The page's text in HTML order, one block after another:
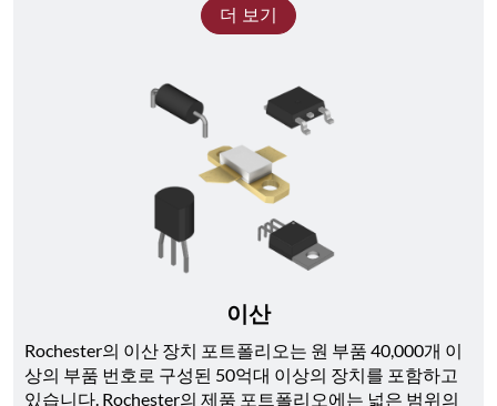
더 보기
이산
Rochester의 이산 장치 포트폴리오는 원 부품 40,000개 이
상의 부품 번호로 구성된 50억대 이상의 장치를 포함하고
있습니다. Rochester의 제품 포트폴리오에는 넓은 범위의